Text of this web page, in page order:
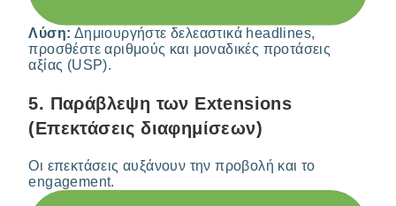
Λύση: Δημιουργήστε δελεαστικά headlines,
προσθέστε αριθμούς και μοναδικές προτάσεις
αξίας (USP).
5. Παράβλεψη των Extensions
(Επεκτάσεις διαφημίσεων)
Οι επεκτάσεις αυξάνουν την προβολή και το
engagement.